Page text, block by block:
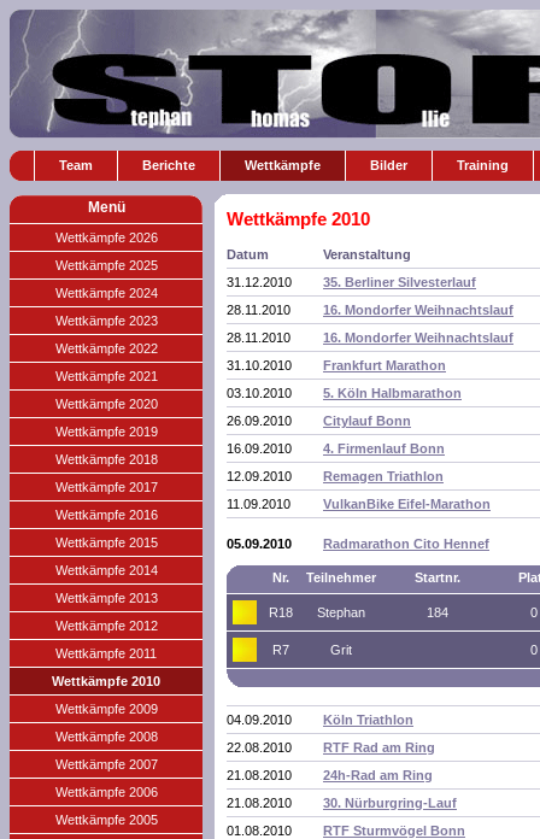
Team Berichte Wettkämpfe Bilder Training
Menü
Wettkämpfe 2026
Wettkämpfe 2025
Wettkämpfe 2024
Wettkämpfe 2023
Wettkämpfe 2022
Wettkämpfe 2021
Wettkämpfe 2020
Wettkämpfe 2019
Wettkämpfe 2018
Wettkämpfe 2017
Wettkämpfe 2016
Wettkämpfe 2015
Wettkämpfe 2014
Wettkämpfe 2013
Wettkämpfe 2012
Wettkämpfe 2011
Wettkämpfe 2010
Wettkämpfe 2009
Wettkämpfe 2008
Wettkämpfe 2007
Wettkämpfe 2006
Wettkämpfe 2005
Wettkämpfe 2010
Datum
Veranstaltung
31.12.2010
35. Berliner Silvesterlauf
28.11.2010
16. Mondorfer Weihnachtslauf
28.11.2010
16. Mondorfer Weihnachtslauf
31.10.2010
Frankfurt Marathon
03.10.2010
5. Köln Halbmarathon
26.09.2010
Citylauf Bonn
16.09.2010
4. Firmenlauf Bonn
12.09.2010
Remagen Triathlon
11.09.2010
VulkanBike Eifel-Marathon
05.09.2010 Radmarathon Cito Hennef
Nr. Teilnehmer Startnr.
R18 Stephan 184 0
R7 Grit 0
04.09.2010
Köln Triathlon
22.08.2010
RTF Rad am Ring
21.08.2010
24h-Rad am Ring
21.08.2010
30. Nürburgring-Lauf
01.08.2010
RTF Sturmvögel Bonn